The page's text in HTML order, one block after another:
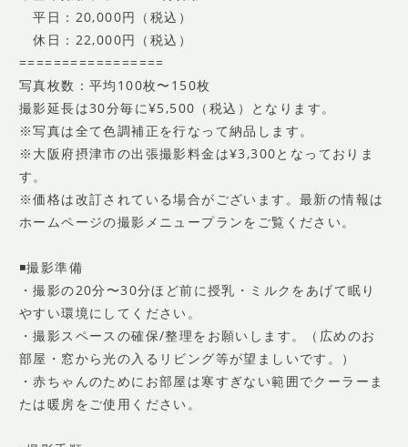
平日：20,000円（税込）
休日：22,000円（税込）
=================
写真枚数：平均100枚〜150枚
撮影延長は30分毎に¥5,500（税込）となります。
※写真は全て色調補正を行なって納品します。
※大阪府摂津市の出張撮影料金は¥3,300となっておりま
す。
※価格は改訂されている場合がございます。最新の情報は
ホームページの撮影メニュープランをご覧ください。
◾️撮影準備
・撮影の20分〜30分ほど前に授乳・ミルクをあげて眠り
やすい環境にしてください。
・撮影スペースの確保/整理をお願いします。（広めのお
部屋・窓から光の入るリビング等が望ましいです。）
・赤ちゃんのためにお部屋は寒すぎない範囲でクーラーま
たは暖房をご使用ください。